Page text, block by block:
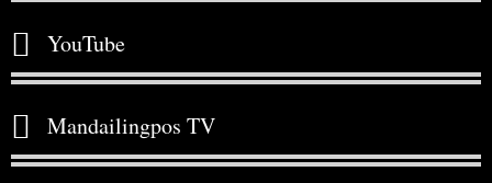
YouTube
Mandailingpos TV